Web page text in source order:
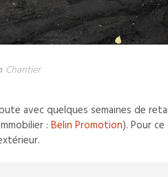
Chantier
avec quelques semaines de
: Belin Promotion). Pour